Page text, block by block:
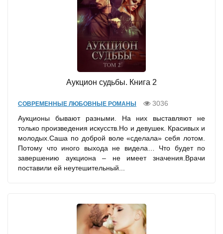
Аукцион судьбы. Книга 2
СОВРЕМЕННЫЕ ЛЮБОВНЫЕ РОМАНЫ
3036
Аукционы бывают разными. На них выставляют не
только произведения искусств.Но и девушек. Красивых и
молодых.Саша по доброй воле «сделала» себя лотом.
Потому что иного выхода не видела… Что будет по
завершению аукциона – не имеет значения.Врачи
поставили ей неутешительный...